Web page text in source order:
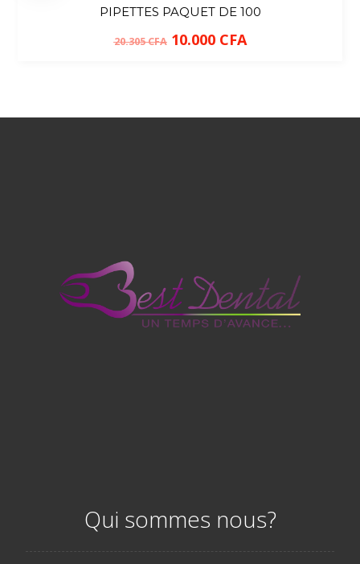
PIPETTES PAQUET DE 100
20.305CFA 10.000 CFA
Qui sommes nous?